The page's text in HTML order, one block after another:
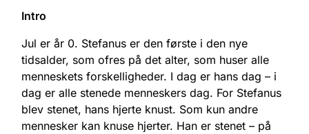
Intro
Jul er år 0. Stefanus er den første i den nye
tidsalder, som ofres på det alter, som huser alle
menneskets forskelligheder. I dag er hans dag – i
dag er alle stenede menneskers dag. For Stefanus
blev stenet, hans hjerte knust. Som kun andre
mennesker kan knuse hjerter. Han er stenet – på